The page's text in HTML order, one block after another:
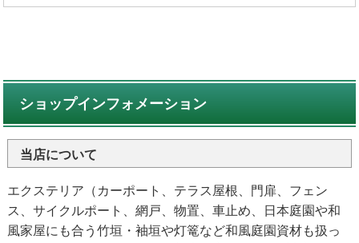
ショップインフォメーション
当店について
エクステリア（カーポート、テラス屋根、門扉、フェン
ス、サイクルポート、網戸、物置、車止め、日本庭園や和
風家屋にも合う竹垣・袖垣や灯篭など和風庭園資材も扱っ